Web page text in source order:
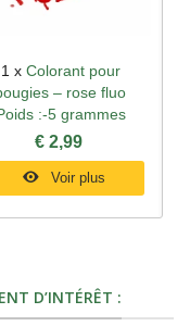
1 x Colorant pour
– rose fluo
:-5 grammes
€ 2,99
Voir plus
D’INTÉRÊT :